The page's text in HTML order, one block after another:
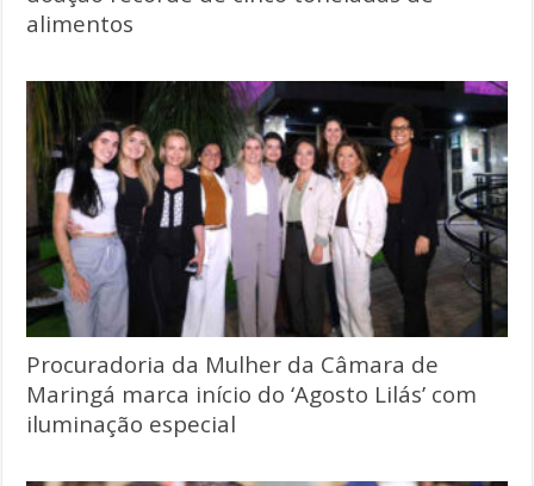
alimentos
Procuradoria da Mulher da Câmara de
Maringá marca início do ‘Agosto Lilás’ com
iluminação especial